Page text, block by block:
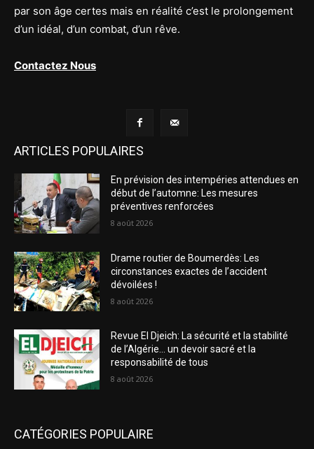
par son âge certes mais en réalité c’est le prolongement
d’un idéal, d’un combat, d’un rêve.
Contactez Nous
ARTICLES POPULAIRES
En prévision des intempéries attendues en
début de l’automne: Les mesures
préventives renforcées
8 août 2026
Drame routier de Boumerdès: Les
circonstances exactes de l’accident
dévoilées !
8 août 2026
Revue El Djeich: La sécurité et la stabilité
de l’Algérie… un devoir sacré et la
responsabilité de tous
8 août 2026
CATÉGORIES POPULAIRE